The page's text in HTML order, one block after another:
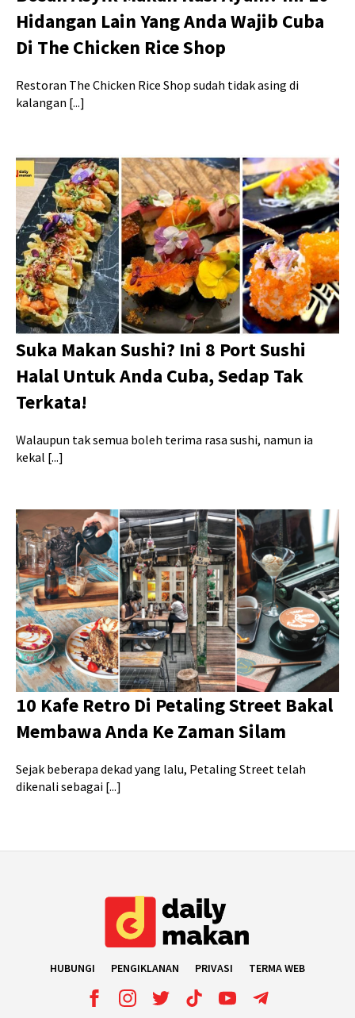
Hidangan Lain Yang Anda Wajib Cuba
Di The Chicken Rice Shop
Restoran The Chicken Rice Shop sudah tidak asing di
kalangan [...]
Suka Makan Sushi? Ini 8 Port Sushi
Halal Untuk Anda Cuba, Sedap Tak
Terkata!
Walaupun tak semua boleh terima rasa sushi, namun ia
kekal [...]
10 Kafe Retro Di Petaling Street Bakal
Membawa Anda Ke Zaman Silam
Sejak beberapa dekad yang lalu, Petaling Street telah
dikenali sebagai [...]
HUBUNGI PENGIKLANAN PRIVASI TERMA WEB